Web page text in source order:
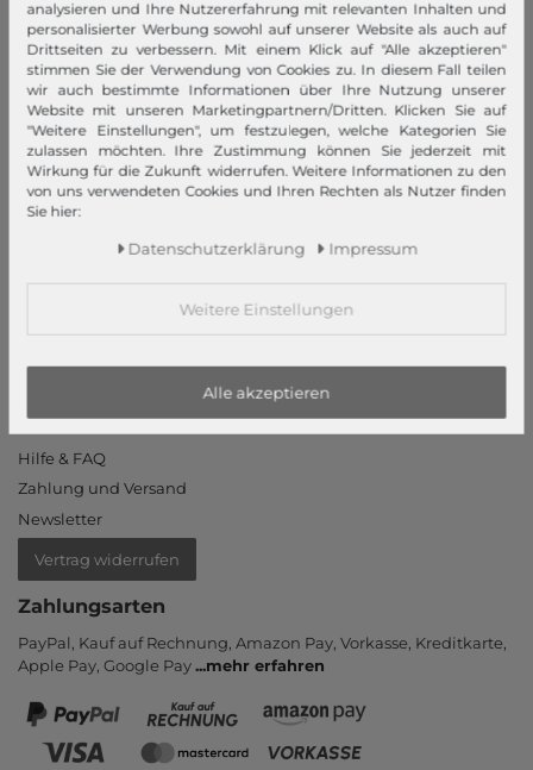
Widerrufsrecht
Datenschutzerklärung
Datenschutzeinstellungen
Barrierefreiheitserklärung
Jobs
Unsere Stores
Mein Konto
Kontakt
Hilfe & FAQ
Zahlung und Versand
Newsletter
Vertrag widerrufen
Zahlungsarten
PayPal, Kauf auf Rechnung, Amazon Pay, Vor­kasse, Kredit­karte,
Apple Pay, Google Pay...mehr erfahren
analysieren und Ihre Nutzererfahrung mit relevanten Inhalten und
personalisierter Werbung sowohl auf unserer Website als auch auf
Drittseiten zu verbessern. Mit einem Klick auf "Alle akzeptieren"
stimmen Sie der Verwendung von Cookies zu. In diesem Fall teilen
wir auch bestimmte Informationen über Ihre Nutzung unserer
Website mit unseren Marketingpartnern/Dritten. Klicken Sie auf
"Weitere Einstellungen", um festzulegen, welche Kategorien Sie
zulassen möchten. Ihre Zustimmung können Sie jederzeit mit
Wirkung für die Zukunft widerrufen. Weitere Informationen zu den
von uns verwendeten Cookies und Ihren Rechten als Nutzer finden
Sie hier:
Daten­schutz­erklärung Impressum
Weitere Einstellungen
Alle akzeptieren